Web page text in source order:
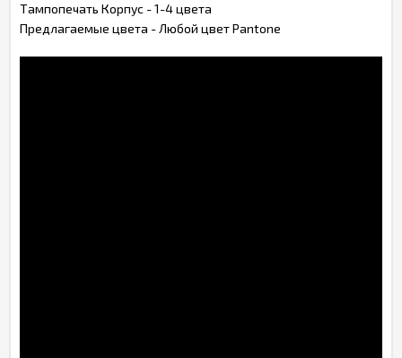
Тампопечать Корпус - 1-4 цвета
Предлагаемые цвета - Любой цвет Pantone